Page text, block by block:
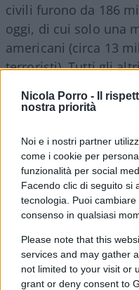
Nicola Porro -
Il
nostra priorità
Noi e i nostri partner
come i cookie per
funzionalità per social
Facendo clic di seguito si
tecnologia. Puoi
consenso in qualsiasi
Please note that this
services and may gather
not limited to your visit or
grant or deny consent to
civili furono da 186
oggi, di cui solo una
americani (circa 13
terroristi). Tutti gli
islamici. Il vero
Hussein, finché era
veramente sentirci in
Jugoslavia: in
guerre civili dovute
Jugoslavia, dove gli
volte, brevemente e